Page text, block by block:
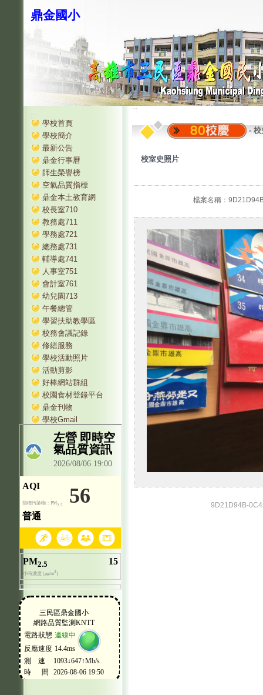
鼎金國小
:::
學校首頁
學校簡介
最新公告
鼎金行事曆
師生榮譽榜
空氣品質指標
鼎金本土教育網
校長室710
教務處711
學務處721
總務處731
輔導處741
人事室751
會計室761
幼兒園713
午餐總管
學習扶助教學區
校務會議記錄
修繕服務
學校活動照片
活動剪影
好棒網站群組
校園食材登錄平台
鼎金刊物
學校Gmail
:::
- 校
校室史照片
檔案名稱：
9D21D94B-